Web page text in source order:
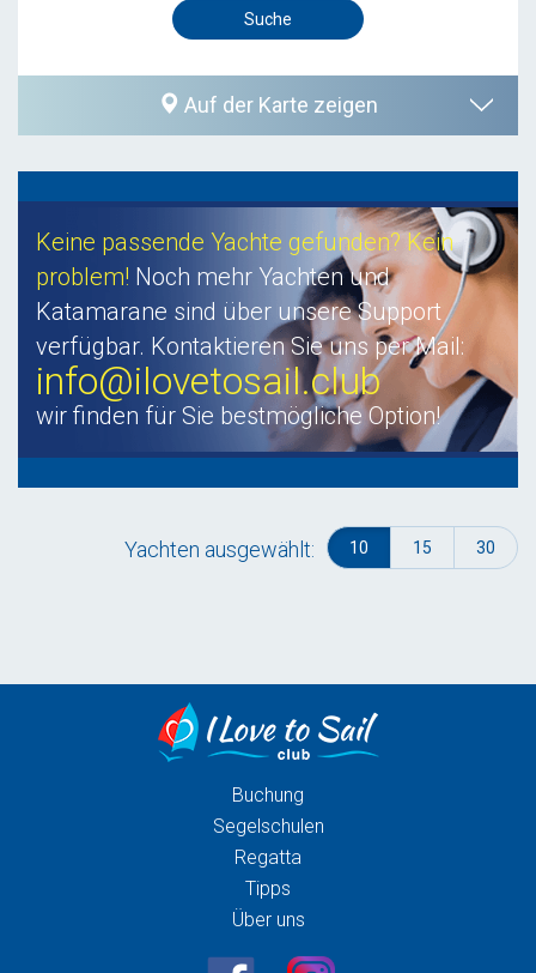
Auf der Karte zeigen
Keine passende Yachte gefunden? Kein
problem! Noch mehr Yachten und
Katamarane sind über unsere Support
verfügbar. Kontaktieren Sie uns per Mail:
info@ilovetosail.club
wir finden für Sie bestmögliche Option!
Yachten ausgewählt: 10 15 30
Buchung
Segelschulen
Regatta
Tipps
Über uns